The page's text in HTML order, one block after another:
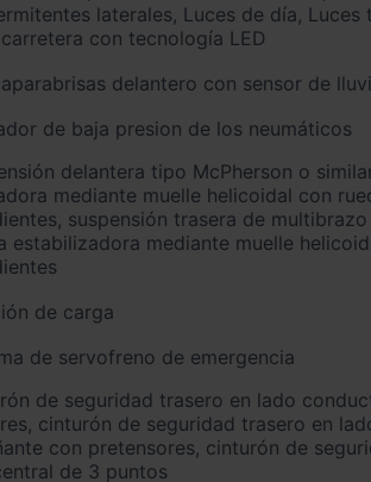
laterales, Luces de día, Luces
con tecnología LED
delantero con sensor de
de baja presion de los neumáticos
mediante muelle helicoidal con
suspensión trasera de
estabilizadora mediante muelle
de carga
de servofreno de emergencia
cinturón de seguridad trasero en
con pretensores, cinturón de
de 3 puntos